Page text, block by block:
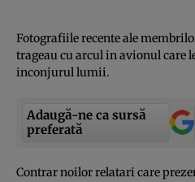
Fotografiile recente ale
trageau cu arcul in avionul care
inconjurul lumii.
Adaugă-ne ca sursă
preferată
Contrar noilor relatari care